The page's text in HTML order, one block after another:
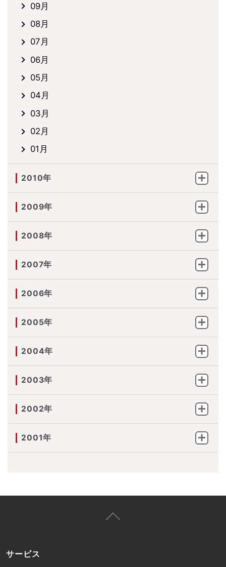
09月
08月
07月
06月
05月
04月
03月
02月
01月
2010年
2009年
2008年
2007年
2006年
2005年
2004年
2003年
2002年
2001年
サービス